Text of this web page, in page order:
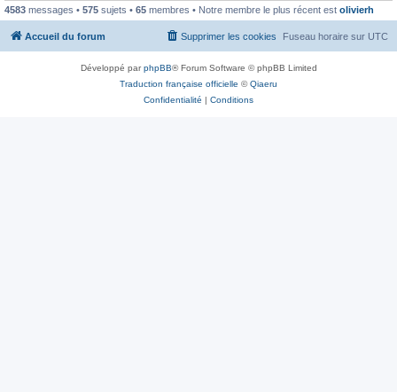
4583 messages • 575 sujets • 65 membres • Notre membre le plus récent est olivierh
Accueil du forum Fuseau horaire sur UTC
Supprimer les cookies
Développé parphpBB® Forum Software © phpBB Limited
Traduction française officielle ©Qiaeru
Confidentialité | Conditions